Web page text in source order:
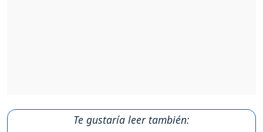
Te gustaría leer también: